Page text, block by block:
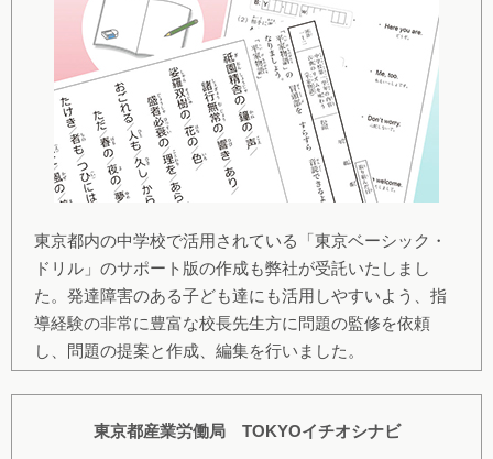
東京都内の中学校で活用されている「東京ベーシック・
ドリル」のサポート版の作成も弊社が受託いたしまし
た。発達障害のある子ども達にも活用しやすいよう、指
導経験の非常に豊富な校長先生方に問題の監修を依頼
し、問題の提案と作成、編集を行いました。
東京都産業労働局 TOKYOイチオシナビ